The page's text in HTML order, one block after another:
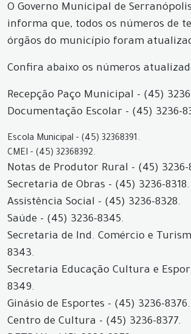
O Governo Municipal de
informa que, todos os números de
órgãos do município foram
Confira abaixo os números
Recepção Paço Municipal - (45)
Documentação Escolar - (45) 3236-
Escola Municipal - (45) 32368391.
CMEI - (45) 32368392.
Notas de Produtor Rural - (45) 3236-
Secretaria de Obras - (45) 3236-8318.
Assistência Social - (45) 3236-8328.
Saúde - (45) 3236-8345.
Secretaria de Ind. Comércio e
8343.
Secretaria Educação Cultura e
8349.
Ginásio de Esportes - (45) 3236-8376.
Centro de Cultura - (45) 3236-8377.